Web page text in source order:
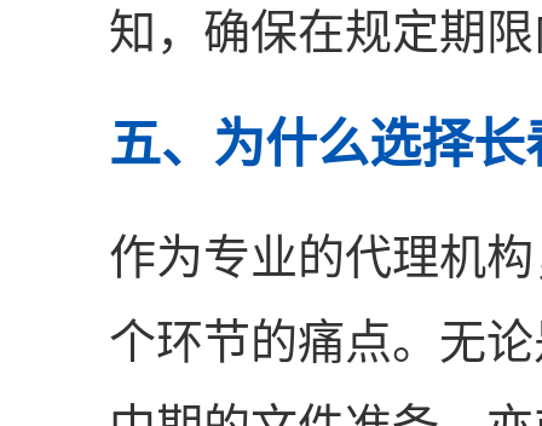
知，确保在规定期
五、为什么选择
作为专业的代理机
个环节的痛点。无